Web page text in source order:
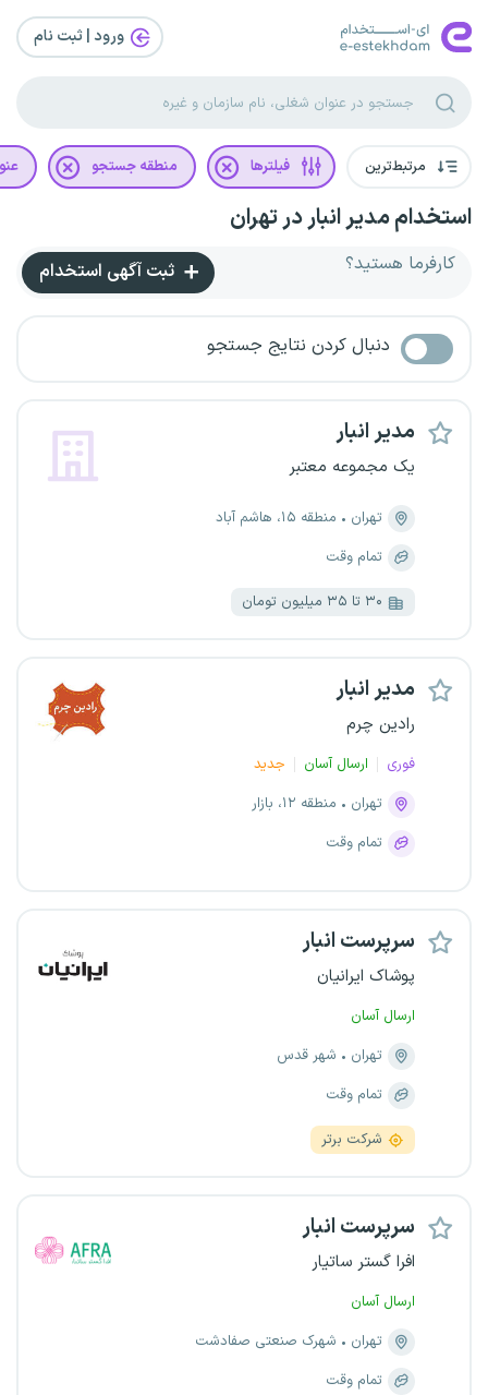
ورود | ثبت‌ نام
مرتبط‌ترین فیلترها منطقه جستجو
استخدام مدیر انبار در تهران
کارفرما هستید؟ ثبت آگهی استخدام
دنبال کردن نتایج جستجو
مدیر انبار
یک مجموعه معتبر
تهران
منطقه ۱۵، هاشم آباد
تمام وقت
۳۰ تا ۳۵ میلیون تومان
مدیر انبار
رادین چرم
فوری ارسال آسان
جدید
تهران
منطقه ۱۲، بازار
تمام وقت
سرپرست انبار
پوشاک ایرانیان
ارسال آسان
تهران
شهر قدس
تمام وقت
شرکت برتر
سرپرست انبار
افرا گستر ساتیار
ارسال آسان
تهران
شهرک صنعتی صفادشت
تمام وقت